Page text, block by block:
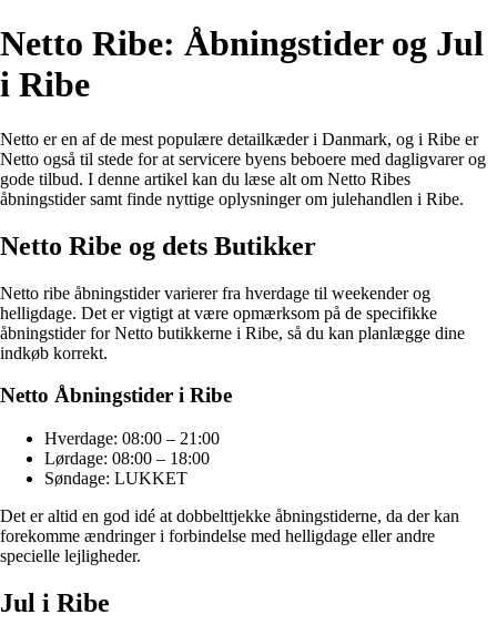
Netto Ribe: Åbningstider og Jul
i Ribe
Netto er en af de mest populære detailkæder i Danmark, og i Ribe er
Netto også til stede for at servicere byens beboere med dagligvarer og
gode tilbud. I denne artikel kan du læse alt om Netto Ribes
åbningstider samt finde nyttige oplysninger om julehandlen i Ribe.
Netto Ribe og dets Butikker
Netto ribe åbningstider varierer fra hverdage til weekender og
helligdage. Det er vigtigt at være opmærksom på de specifikke
åbningstider for Netto butikkerne i Ribe, så du kan planlægge dine
indkøb korrekt.
Netto Åbningstider i Ribe
Hverdage: 08:00 – 21:00
Lørdage: 08:00 – 18:00
Søndage: LUKKET
Det er altid en god idé at dobbelttjekke åbningstiderne, da der kan
forekomme ændringer i forbindelse med helligdage eller andre
specielle lejligheder.
Jul i Ribe